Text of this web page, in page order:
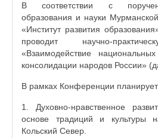
В соответствии с
образования и науки
«Институт развития
проводит научно-
«Взаимодействие
консолидации народов России»
В рамках Конференции
1. Духовно-нравственное
основе традиций и культуры
Кольский Север.